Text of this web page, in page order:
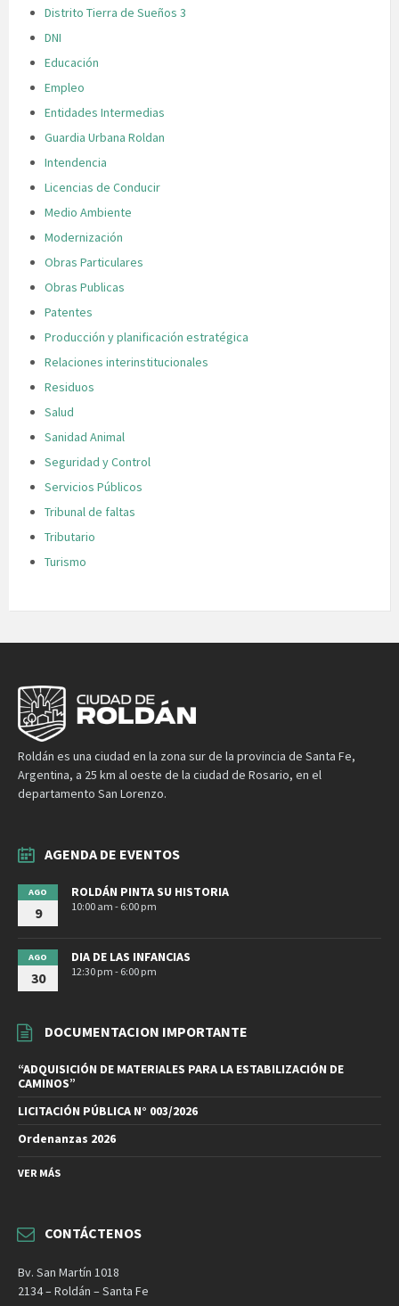
Distrito Tierra de Sueños 3
DNI
Educación
Empleo
Entidades Intermedias
Guardia Urbana Roldan
Intendencia
Licencias de Conducir
Medio Ambiente
Modernización
Obras Particulares
Obras Publicas
Patentes
Producción y planificación estratégica
Relaciones interinstitucionales
Residuos
Salud
Sanidad Animal
Seguridad y Control
Servicios Públicos
Tribunal de faltas
Tributario
Turismo
Roldán es una ciudad en la zona sur de la provincia de Santa Fe,
Argentina, a 25 km al oeste de la ciudad de Rosario, en el
departamento San Lorenzo.
AGENDA DE EVENTOS
AGO
9
ROLDÁN PINTA SU HISTORIA
10:00 am - 6:00 pm
AGO
30
DIA DE LAS INFANCIAS
12:30 pm - 6:00 pm
DOCUMENTACION IMPORTANTE
“ADQUISICIÓN DE MATERIALES PARA LA ESTABILIZACIÓN DE
CAMINOS”
LICITACIÓN PÚBLICA N° 003/2026
Ordenanzas 2026
VER MÁS
CONTÁCTENOS
Bv. San Martín 1018
2134 – Roldán – Santa Fe